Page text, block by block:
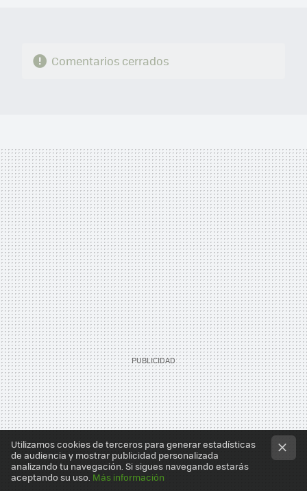
Comentarios cerrados
Utilizamos cookies de terceros para generar estadísticas
de audiencia y mostrar publicidad personalizada
analizando tu navegación. Si sigues navegando estarás
aceptando su uso. Más información